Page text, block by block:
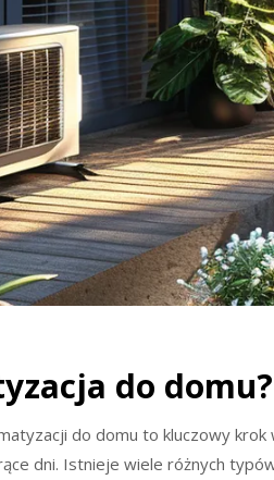
do domu?
do domu to kluczowy
dni. Istnieje wiele różnych